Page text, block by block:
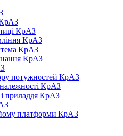
КрАЗ
КрАЗ
КрАЗ
КрАЗ
КрАЗ
потужностей КрАЗ
КрАЗ
приладдя КрАЗ
платформи КрАЗ